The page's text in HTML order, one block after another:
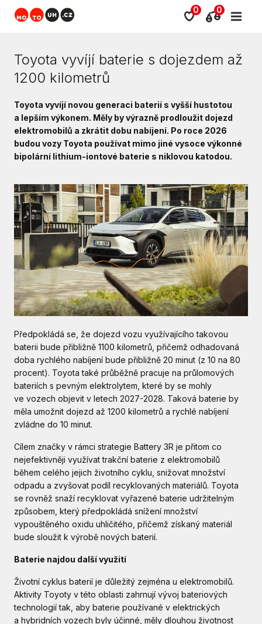
0 0
Toyota vyvíjí baterie s dojezdem až
1200 kilometrů
Toyota vyvíjí novou generaci baterií s vyšší hustotou
a lepším výkonem. Měly by výrazně prodloužit dojezd
elektromobilů a zkrátit dobu nabíjení. Po roce 2026
budou vozy Toyota používat mimo jiné vysoce výkonné
bipolární lithium-iontové baterie s niklovou katodou.
Předpokládá se, že dojezd vozu využívajícího takovou
baterii bude přibližně 1100 kilometrů, přičemž odhadovaná
doba rychlého nabíjení bude přibližně 20 minut (z 10 na 80
procent). Toyota také průběžně pracuje na průlomových
bateriích s pevným elektrolytem, které by se mohly
ve vozech objevit v letech 2027-2028. Taková baterie by
měla umožnit dojezd až 1200 kilometrů a rychlé nabíjení
zvládne do 10 minut.
Cílem značky v rámci strategie Battery 3R je přitom co
nejefektivněji využívat trakční baterie z elektromobilů
během celého jejich životního cyklu, snižovat množství
odpadu a zvyšovat podíl recyklovaných materiálů. Toyota
se rovněž snaží recyklovat vyřazené baterie udržitelným
způsobem, který předpokládá snížení množství
vypouštěného oxidu uhličitého, přičemž získaný materiál
bude sloužit k výrobě nových baterií.
Baterie najdou další využití
Životní cyklus baterií je důležitý zejména u elektromobilů.
Aktivity Toyoty v této oblasti zahrnují vývoj bateriových
technologií tak, aby baterie používané v elektrických
a hybridních vozech byly účinné, měly dlouhou životnost